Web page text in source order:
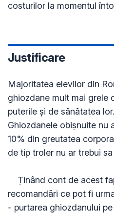
costurilor la momentul
Justificare
Majoritatea elevilor din
ghiozdane mult mai grele
puterile și de sănătatea lor.
Ghiozdanele obișnuite nu
10% din greutatea
de tip troler nu ar trebui
recomandări ce pot fi
- purtarea ghiozdanului pe